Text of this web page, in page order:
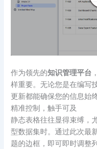
作为领先的知识管理平台
样重要。无论您是在编写
更新都能确保您的信息始
精准控制，触手可及
静态表格往往显得束缚，
型数据集时。通过此次最
题的边框，即可即时调整